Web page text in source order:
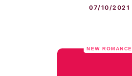
07/10/2021
NEW ROMANCE